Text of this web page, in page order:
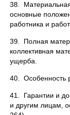
38. Материальная
основные
работника и
39. Полная
коллективная
ущерба.
40. Особенность
41. Гарантии и
и другим лицам,